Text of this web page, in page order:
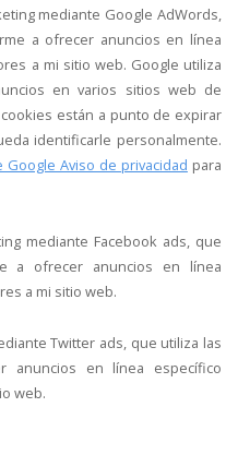
mediante Google AdWords,
a ofrecer anuncios en línea
a mi sitio web. Google utiliza
en varios sitios web de
están a punto de expirar
identificarle personalmente.
Google Aviso de privacidad para
mediante Facebook ads, que
a ofrecer anuncios en línea
a mi sitio web.
Twitter ads, que utiliza las
anuncios en línea específico
web.